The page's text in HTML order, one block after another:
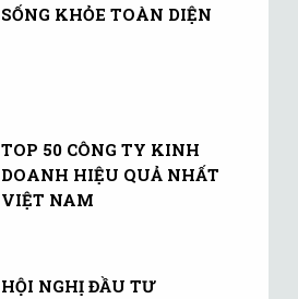
SỐNG KHỎE TOÀN DIỆN
TOP 50 CÔNG TY KINH
DOANH HIỆU QUẢ NHẤT
VIỆT NAM
HỘI NGHỊ ĐẦU TƯ